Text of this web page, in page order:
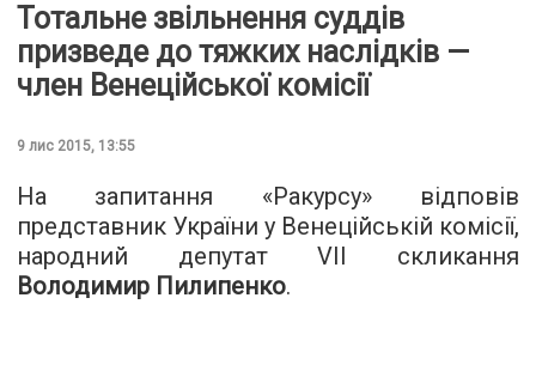
Тотальне звільнення суддів
призведе до тяжких наслідків —
член Венеційської комісії
9 лис 2015, 13:55
На запитання «Ракурсу» відповів
представник України у Венеційській комісії,
народний депутат VII скликання
Володимир Пилипенко.